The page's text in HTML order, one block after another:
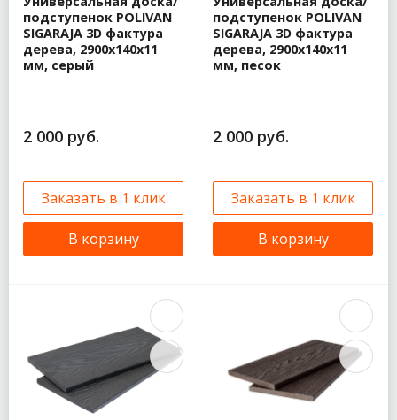
подступенок POLIVAN
SIGARAJA 3D фактура
дерева, 2900x140x11
мм, серый
2 000 руб.
Заказать в 1 клик
В корзину
подступенок POLIVAN
SIGARAJA 3D фактура
дерева, 2900x140x11
мм, песок
2 000 руб.
Заказать в 1 клик
В корзину